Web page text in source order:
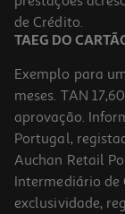
10,89 €
-32%
de Crédito.
TAEG DO
Exemplo para
meses. TAN
aprovação.
Portugal,
Auchan Retail
Intermediário
exclusividade,